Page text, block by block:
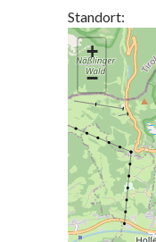
Standort:
+
−